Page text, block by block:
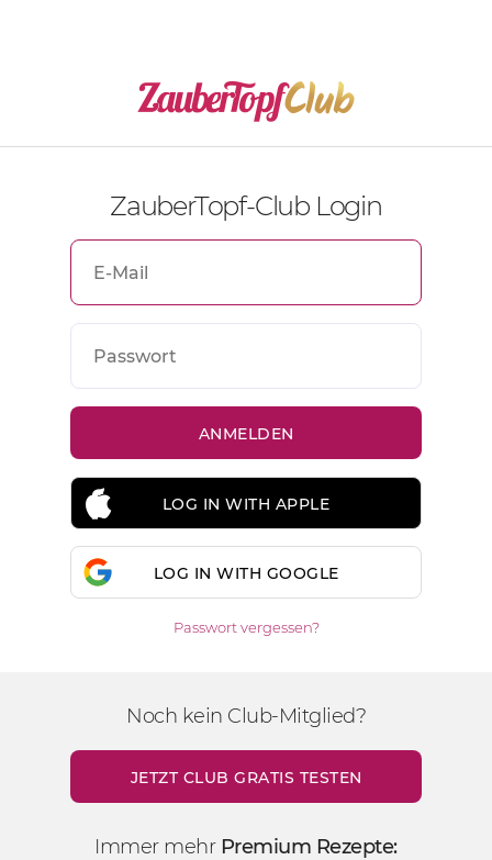
ZauberTopf-Club Login
LOG IN WITH APPLE
LOG IN WITH GOOGLE
Passwort vergessen?
Noch kein Club-Mitglied?
JETZT CLUB GRATIS TESTEN
Immer mehr Premium Rezepte: